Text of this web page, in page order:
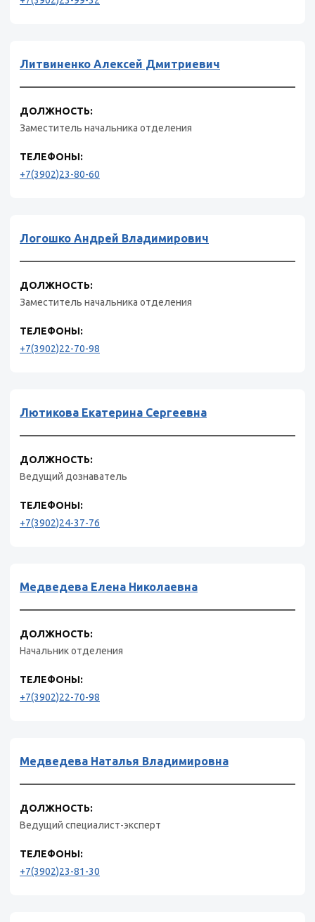
Литвиненко Алексей Дмитриевич
ДОЛЖНОСТЬ:
Заместитель начальника отделения
ТЕЛЕФОНЫ:
+7(3902)23-80-60
Логошко Андрей Владимирович
ДОЛЖНОСТЬ:
Заместитель начальника отделения
ТЕЛЕФОНЫ:
+7(3902)22-70-98
Лютикова Екатерина Сергеевна
ДОЛЖНОСТЬ:
Ведущий дознаватель
ТЕЛЕФОНЫ:
+7(3902)24-37-76
Медведева Елена Николаевна
ДОЛЖНОСТЬ:
Начальник отделения
ТЕЛЕФОНЫ:
+7(3902)22-70-98
Медведева Наталья Владимировна
ДОЛЖНОСТЬ:
Ведущий специалист-эксперт
ТЕЛЕФОНЫ:
+7(3902)23-81-30